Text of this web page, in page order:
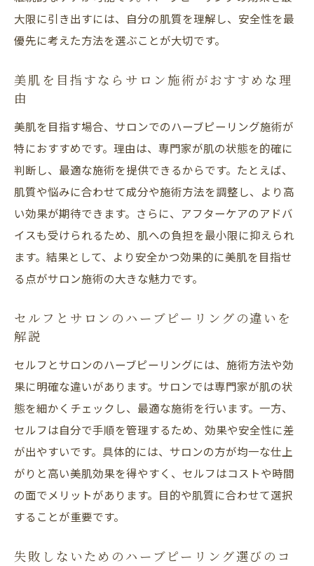
大限に引き出すには、自分の肌質を理解し、安全性を最
優先に考えた方法を選ぶことが大切です。
美肌を目指すならサロン施術がおすすめな理
由
美肌を目指す場合、サロンでのハーブピーリング施術が
特におすすめです。理由は、専門家が肌の状態を的確に
判断し、最適な施術を提供できるからです。たとえば、
肌質や悩みに合わせて成分や施術方法を調整し、より高
い効果が期待できます。さらに、アフターケアのアドバ
イスも受けられるため、肌への負担を最小限に抑えられ
ます。結果として、より安全かつ効果的に美肌を目指せ
る点がサロン施術の大きな魅力です。
セルフとサロンのハーブピーリングの違いを
解説
セルフとサロンのハーブピーリングには、施術方法や効
果に明確な違いがあります。サロンでは専門家が肌の状
態を細かくチェックし、最適な施術を行います。一方、
セルフは自分で手順を管理するため、効果や安全性に差
が出やすいです。具体的には、サロンの方が均一な仕上
がりと高い美肌効果を得やすく、セルフはコストや時間
の面でメリットがあります。目的や肌質に合わせて選択
することが重要です。
失敗しないためのハーブピーリング選びのコ